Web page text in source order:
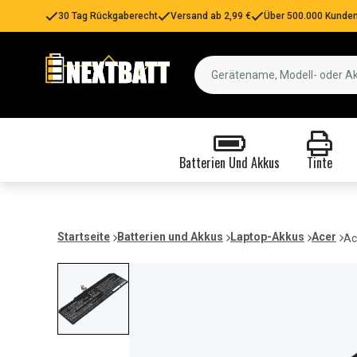
30 Tag Rückgaberecht Versand ab 2,99 € Über 500.000
Batterien Und Akkus Tinte
Startseite Batterien und Akkus Laptop-Akkus Acer